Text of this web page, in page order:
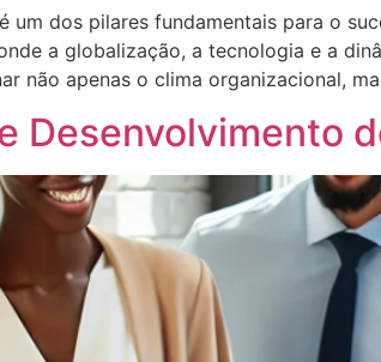
um dos pilares fundamentais para o
a globalização, a tecnologia e a
não apenas o clima organizacional,
Desenvolvimento